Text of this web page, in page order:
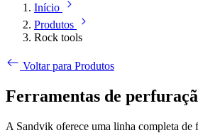
Início
Produtos
Rock tools
Voltar para Produtos
Ferramentas de
A Sandvik oferece uma linha completa de